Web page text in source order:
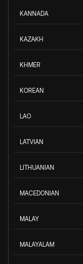
KANNADA
KAZAKH
KHMER
KOREAN
LAO
LATVIAN
LITHUANIAN
MACEDONIAN
MALAY
MALAYALAM